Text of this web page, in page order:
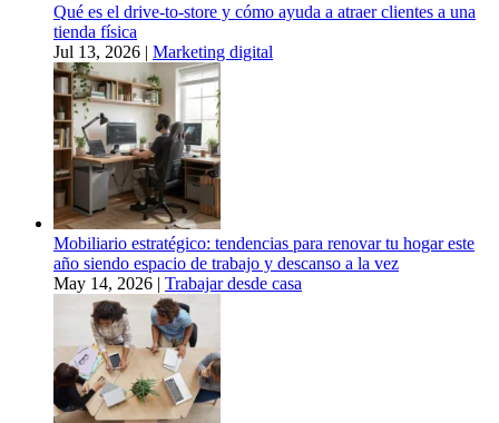
Qué es el drive-to-store y cómo ayuda a atraer clientes a una
tienda física
Jul 13, 2026 | Marketing digital
Mobiliario estratégico: tendencias para renovar tu hogar este
año siendo espacio de trabajo y descanso a la vez
May 14, 2026 | Trabajar desde casa